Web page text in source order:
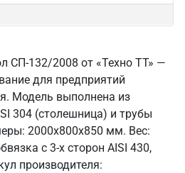
СП-132/2008 от «Техно ТТ» —
для предприятий
Модель выполнена из
304 (столешница) и трубы
2000x800x850 мм. Вес:
с 3-х сторон AISI 430,
производителя: